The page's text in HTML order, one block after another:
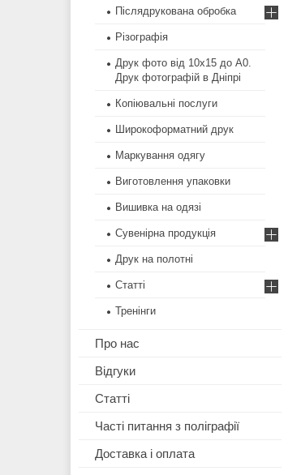
Післядрукована обробка
Різографія
Друк фото від 10х15 до А0.
Друк фотографій в Дніпрі
Копіювальні послуги
Широкоформатний друк
Маркування одягу
Виготовлення упаковки
Вишивка на одязі
Сувенірна продукція
Друк на полотні
Статті
Тренінги
Про нас
Відгуки
Статті
Часті питання з поліграфії
Доставка і оплата